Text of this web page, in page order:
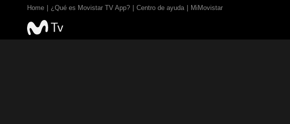
Home ¿Qué es Movistar TV App? Centro de ayuda MiMovistar